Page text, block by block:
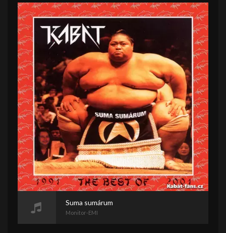
Suma sumárum
Monitor-EMI